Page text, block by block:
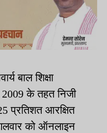
बाल शिक्षा
के तहत निजी
प्रतिशत आरक्षित
को ऑनलाइन